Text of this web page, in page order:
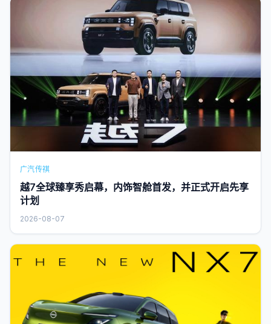
广汽传祺
越7全球臻享秀启幕，内饰智舱首发，并正式开启先享
计划
2026-08-07